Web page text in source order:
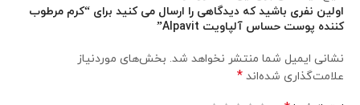
اولین نفری باشید که دیدگاهی را ارسال می کنید برای “کرم مرطوب
کننده پوست حساس آلپاویت Alpavit”
نشانی ایمیل شما منتشر نخواهد شد. بخش‌های موردنیاز
علامت‌گذاری شده‌اند *